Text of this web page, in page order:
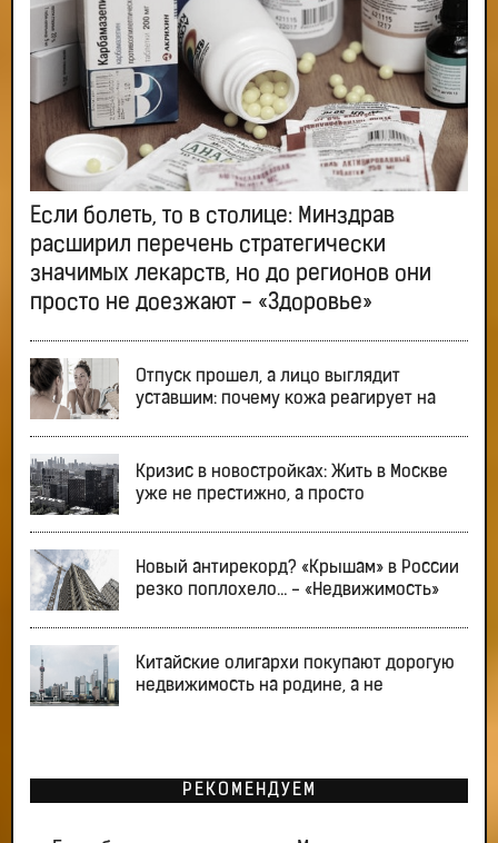
Если болеть, то в столице: Минздрав
расширил перечень стратегически
значимых лекарств, но до регионов они
просто не доезжают - «Здоровье»
Отпуск прошел, а лицо выглядит
уставшим: почему кожа реагирует на
Кризис в новостройках: Жить в Москве
уже не престижно, а просто
Новый антирекорд? «Крышам» в России
резко поплохело… - «Недвижимость»
Китайские олигархи покупают дорогую
недвижимость на родине, а не
РЕКОМЕНДУЕМ